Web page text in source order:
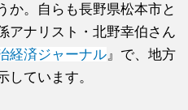
か。自らも長野県松本市と
アナリスト・北野幸伯さん
経済ジャーナル 』で、地方
しています。